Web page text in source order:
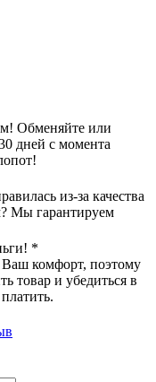
Обменяйте или
дней с момента
из-за качества
Мы гарантируем
*
комфорт, поэтому
товар и убедиться в